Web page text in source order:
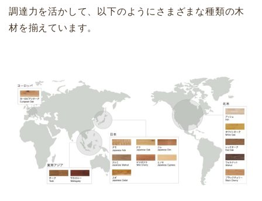
調達力を活かして、以下のようにさまざまな種類の木
材を揃えています。